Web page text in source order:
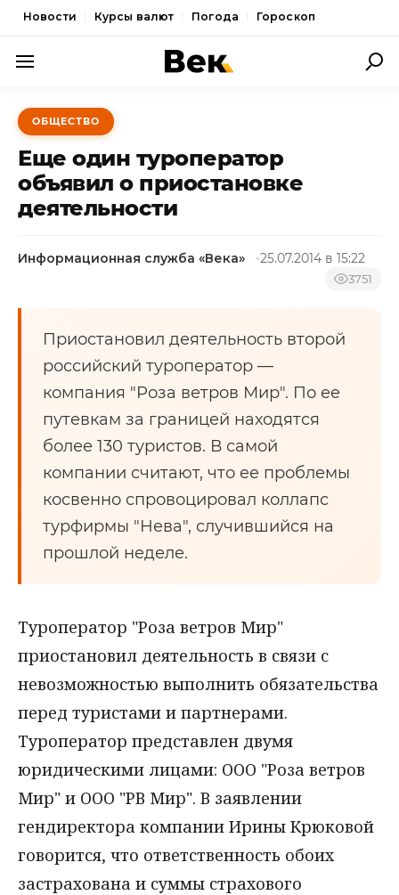
Новости Курсы валют Погода Гороскоп
ПОЛИТИКА
ЭКОНОМИКА
ОБЩЕСТВО
СПОРТ
ОБЩЕСТВО
Еще один туроператор
объявил о приостановке
деятельности
Информационная служба «Века» 25.07.2014 в 15:22
3751
Приостановил деятельность второй
российский туроператор —
компания "Роза ветров Мир". По ее
путевкам за границей находятся
более 130 туристов. В самой
компании считают, что ее проблемы
косвенно спровоцировал коллапс
турфирмы "Нева", случившийся на
прошлой неделе.
Туроператор "Роза ветров Мир"
приостановил деятельность в связи с
невозможностью выполнить обязательства
перед туристами и партнерами.
Туроператор представлен двумя
юридическими лицами: ООО "Роза ветров
Мир" и ООО "РВ Мир". В заявлении
гендиректора компании Ирины Крюковой
говорится, что ответственность обоих
застрахована и суммы страхового